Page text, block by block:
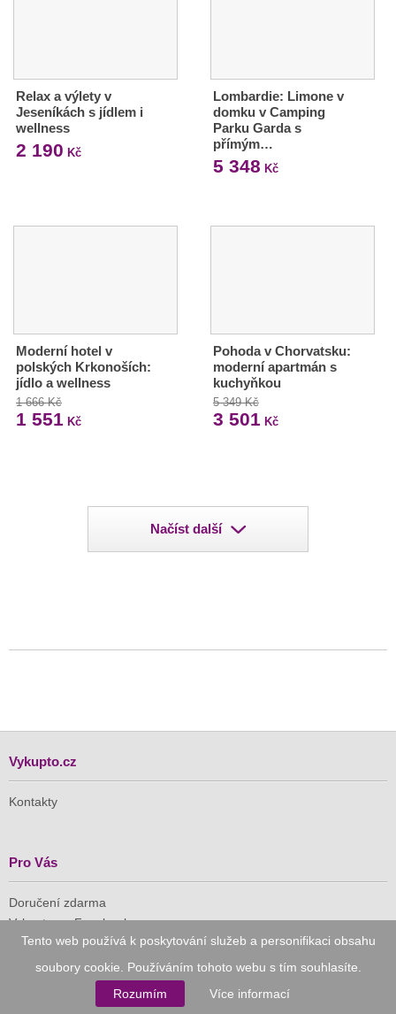
Tento web používá k poskytování služeb a personifikaci obsahu
soubory cookie. Používáním tohoto webu s tím souhlasíte.
Rozumím
Více informací
Relax a výlety v
Jeseníkách s jídlem i
wellness
2 190 Kč
Lombardie: Limone v
domku v Camping
Parku Garda s
přímým…
5 348 Kč
Moderní hotel v
polských Krkonoších:
jídlo a wellness
1 666 Kč
1 551 Kč
Pohoda v Chorvatsku:
moderní apartmán s
kuchyňkou
5 349 Kč
3 501 Kč
Načíst další
Vykupto.cz
Kontakty
Pro Vás
Doručení zdarma
Vykupto na Facebooku
Důvěryhodný nákup
Naše společnost je členem Asociace pro elektronickou